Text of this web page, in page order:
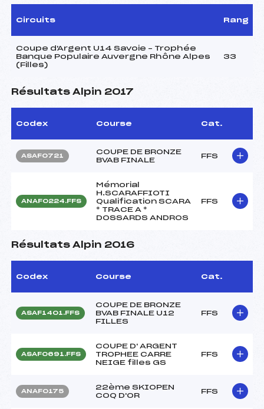
Circuits Rang
Coupe d'Argent U14 Savoie – Trophée
Banque Populaire Auvergne Rhône Alpes
(Filles)
33
Résultats Alpin 2017
Codex Course Cat.
ASAF0721
COUPE DE BRONZE
BVAB FINALE
FFS
ANAF0224.FFS
Mémorial
H.SCARAFFIOTI
Qualification SCARA
* TRACE A *
DOSSARDS ANDROS
FFS
Résultats Alpin 2016
Codex Course Cat.
ASAF1401.FFS
COUPE DE BRONZE
BVAB FINALE U12
FILLES
FFS
ASAF0691.FFS
COUPE D' ARGENT
TROPHEE CARRE
NEIGE filles GS
FFS
ANAF0175
22ème SKIOPEN
COQ D'OR
FFS